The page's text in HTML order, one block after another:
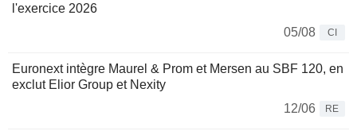
l'exercice 2026
05/08
CI
Euronext intègre Maurel & Prom et Mersen au SBF 120, en
exclut Elior Group et Nexity
12/06
RE